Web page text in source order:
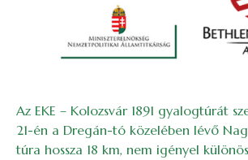
Az EKE – Kolozsvár 1891 gyalogtúrát
21-én a Dregán-tó közelében lévő
túra hossza 18 km, nem igényel